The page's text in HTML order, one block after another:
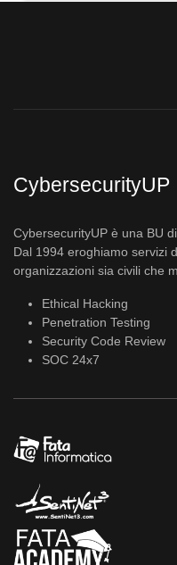
CybersecurityUP
CybersecurityUP è una BU
Dal 1994 eroghiamo servizi
organizzazioni sia civili che
Ethical Hacking
Penetration Testing
Security Code Review
SOC 24x7